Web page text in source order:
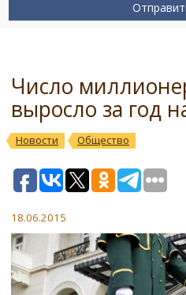
Число
выросло за год
Новости Общество
18.06.2015